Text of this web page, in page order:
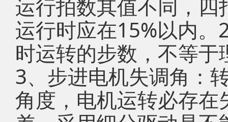
运行拍数其值不同，
运行时应在15%以内
时运转的步数，不等
3、步进电机失调角：
角度，电机运转必存